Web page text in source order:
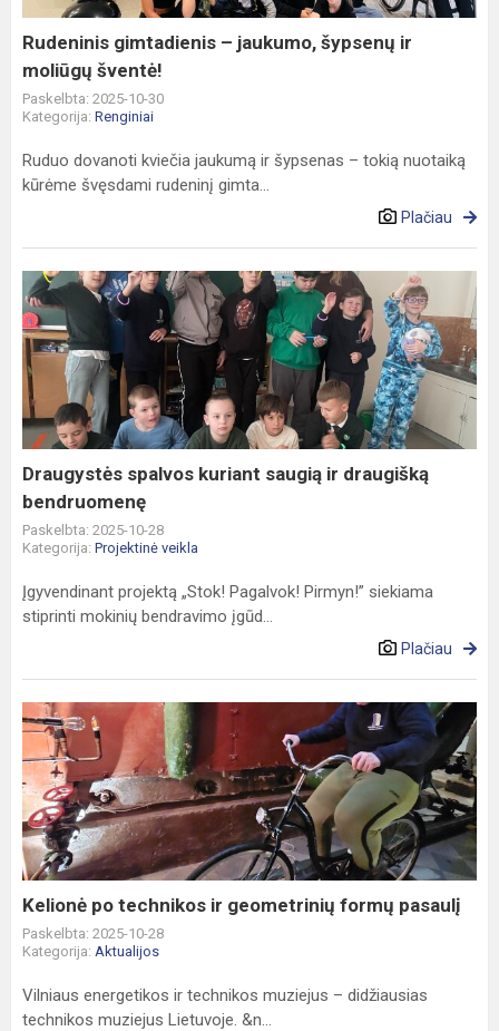
moliūgų
šventė!
Rudeninis gimtadienis – jaukumo, šypsenų ir
moliūgų šventė!
Paskelbta: 2025-10-30
Kategorija: Renginiai
Ruduo dovanoti kviečia jaukumą ir šypsenas – tokią nuotaiką
kūrėme švęsdami rudeninį gimta...
Plačiau
Draugystės
spalvos
kuriant
saugią
ir
draugišką
bendruomenę
Draugystės spalvos kuriant saugią ir draugišką
bendruomenę
Paskelbta: 2025-10-28
Kategorija: Projektinė veikla
Įgyvendinant projektą „Stok! Pagalvok! Pirmyn!” siekiama
stiprinti mokinių bendravimo įgūd...
Plačiau
Kelionė
po
technikos
ir
geometrinių
formų
pasaulį
Kelionė po technikos ir geometrinių formų pasaulį
Paskelbta: 2025-10-28
Kategorija: Aktualijos
Vilniaus energetikos ir technikos muziejus – didžiausias
technikos muziejus Lietuvoje. &n...